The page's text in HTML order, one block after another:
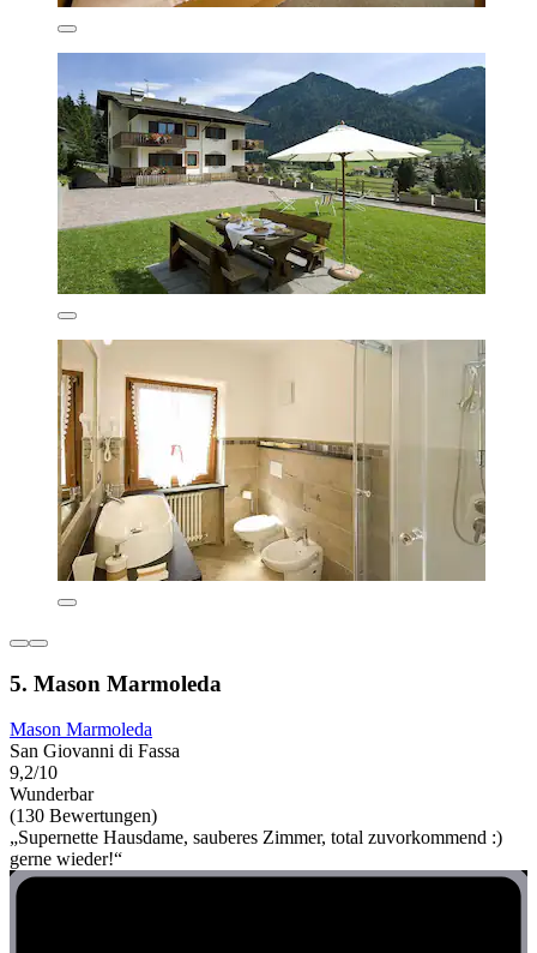
5. Mason Marmoleda
Mason Marmoleda
San Giovanni di Fassa
9,2/10
Wunderbar
(130 Bewertungen)
„Supernette Hausdame, sauberes Zimmer, total zuvorkommend :)
gerne wieder!“